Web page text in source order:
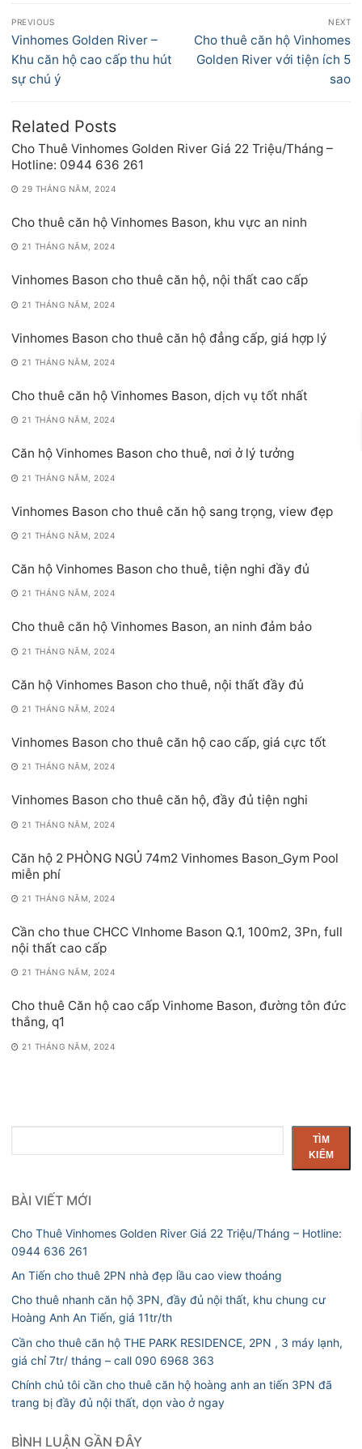
Điều
hướng
bài
viết
PREVIOUS
Previous
post:
Vinhomes Golden River –
Khu căn hộ cao cấp thu hút
sự chú ý
NEXT
Next
post:
Cho thuê căn hộ Vinhomes
Golden River với tiện ích 5
sao
Related Posts
Cho Thuê Vinhomes Golden River Giá 22 Triệu/Tháng –
Hotline: 0944 636 261
29 THÁNG NĂM, 2024
Cho thuê căn hộ Vinhomes Bason, khu vực an ninh
21 THÁNG NĂM, 2024
Vinhomes Bason cho thuê căn hộ, nội thất cao cấp
21 THÁNG NĂM, 2024
Vinhomes Bason cho thuê căn hộ đẳng cấp, giá hợp lý
21 THÁNG NĂM, 2024
Cho thuê căn hộ Vinhomes Bason, dịch vụ tốt nhất
21 THÁNG NĂM, 2024
Căn hộ Vinhomes Bason cho thuê, nơi ở lý tưởng
21 THÁNG NĂM, 2024
Vinhomes Bason cho thuê căn hộ sang trọng, view đẹp
21 THÁNG NĂM, 2024
Căn hộ Vinhomes Bason cho thuê, tiện nghi đầy đủ
21 THÁNG NĂM, 2024
Cho thuê căn hộ Vinhomes Bason, an ninh đảm bảo
21 THÁNG NĂM, 2024
Căn hộ Vinhomes Bason cho thuê, nội thất đầy đủ
21 THÁNG NĂM, 2024
Vinhomes Bason cho thuê căn hộ cao cấp, giá cực tốt
21 THÁNG NĂM, 2024
Vinhomes Bason cho thuê căn hộ, đầy đủ tiện nghi
21 THÁNG NĂM, 2024
Căn hộ 2 PHÒNG NGỦ 74m2 Vinhomes Bason_Gym Pool
miễn phí
21 THÁNG NĂM, 2024
Cần cho thue CHCC VInhome Bason Q.1, 100m2, 3Pn, full
nội thất cao cấp
21 THÁNG NĂM, 2024
Cho thuê Căn hộ cao cấp Vinhome Bason, đường tôn đức
thắng, q1
21 THÁNG NĂM, 2024
kiếm
TÌM
KIẾM
BÀI VIẾT MỚI
Cho Thuê Vinhomes Golden River Giá 22 Triệu/Tháng – Hotline:
0944 636 261
An Tiến cho thuê 2PN nhà đẹp lầu cao view thoáng
Cho thuê nhanh căn hộ 3PN, đầy đủ nội thất, khu chung cư
Hoàng Anh An Tiến, giá 11tr/th
Cần cho thuê căn hộ THE PARK RESIDENCE, 2PN , 3 máy lạnh,
giá chỉ 7tr/ tháng – call 090 6968 363
Chính chủ tôi cần cho thuê căn hộ hoàng anh an tiến 3PN đã
trang bị đầy đủ nội thất, dọn vào ở ngay
BÌNH LUẬN GẦN ĐÂY